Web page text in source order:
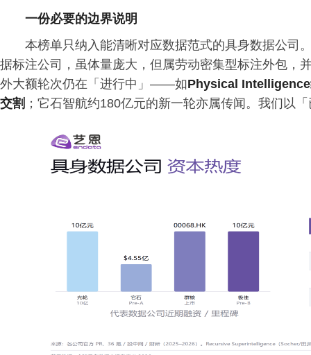
一份必要的边界说明
本榜单只纳入能清晰对应数据范式的具身数据公司
据标注公司，虽体量庞大，但属劳动密集型标注外包，
外大额轮次仍在「进行中」——如Physical Intelligence
交割 ；它石智航约180亿元的新一轮亦属传闻。我们以